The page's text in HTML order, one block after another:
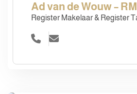
Ad van de Wouw –
Register Makelaar & Register